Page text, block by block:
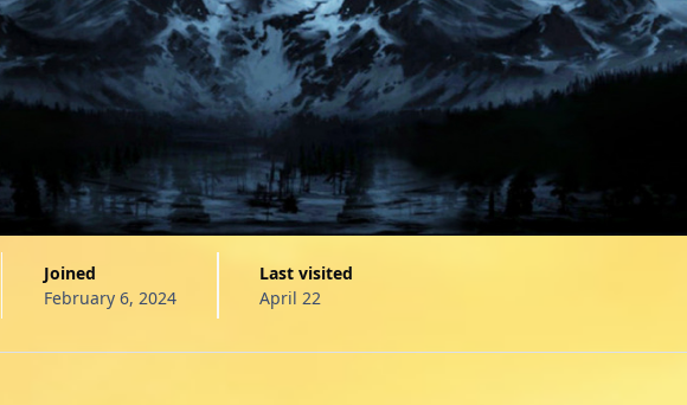
Joined
February 6, 2024
Last visited
April 22